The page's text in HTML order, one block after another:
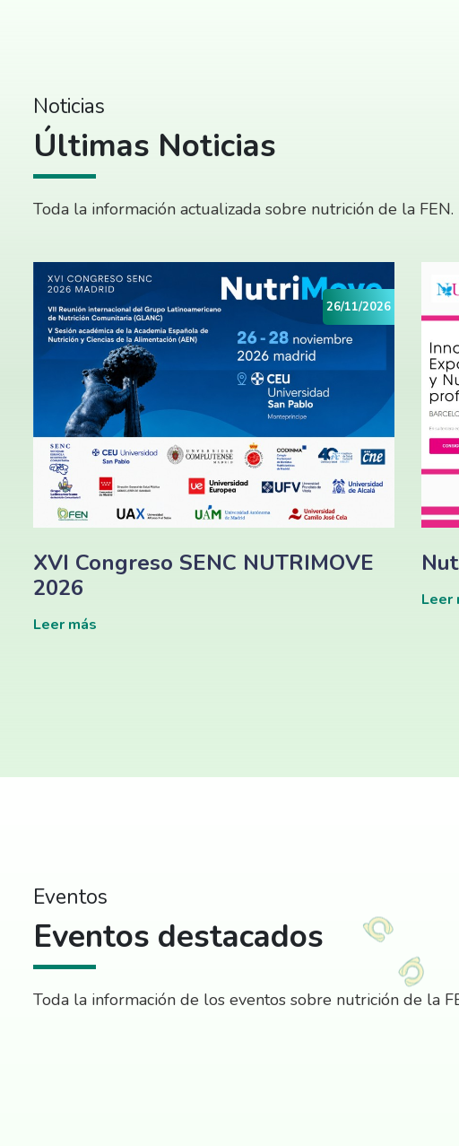
Noticias
Últimas Noticias
Toda la información actualizada sobre nutrición de la FEN.
26/11/2026
XVI Congreso SENC NUTRIMOVE
2026
Leer más
Leer
Eventos
Eventos destacados
Toda la información de los eventos sobre nutrición de la